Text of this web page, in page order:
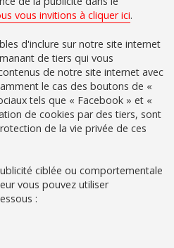
vous invitions à cliquer ici.
d'inclure sur notre site internet
de tiers qui vous
de notre site internet avec
le cas des boutons de «
tels que « Facebook » et «
de cookies par des tiers, sont
de la vie privée de ces
ciblée ou comportementale
vous pouvez utiliser
: